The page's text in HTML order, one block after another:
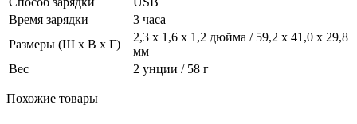
Время зарядки
3 часа
Размеры (Ш x В x Г)
2,3 x 1,6 x 1,2 дюйма / 59,2 x 41,0 x 29,8
мм
Вес
2 унции / 58 г
Похожие товары